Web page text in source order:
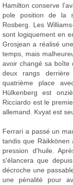
Hamilton conserve
pole position de la
Rosberg. Les
sont logiquement en
Grosjean a réalisé
temps, mais
avoir changé sa boîte
deux rangs
quatrième place
Hülkenberg est
Ricciardo est le
allemand. Kvyat est
Ferrari a passé un
tandis que
pression d'huile.
s'élancera que
décroche une
une pénalité pour